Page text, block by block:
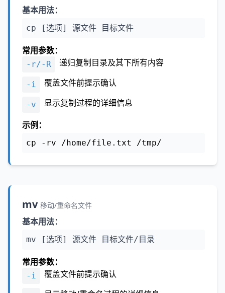
基本用法：
cp [选项] 源文件 目标文件
常用参数：
-r/-R 递归复制目录及其下所有内容
-i 覆盖文件前提示确认
-v
显示复制过程的详细信息
示例：
cp -rv /home/file.txt /tmp/
mv 移动/重命名文件
基本用法：
mv [选项] 源文件 目标文件/目录
常用参数：
-i 覆盖文件前提示确认